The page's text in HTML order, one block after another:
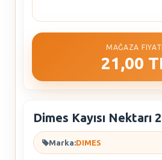
MAĞAZA FIYATI
21,00
Dimes Kayısı Nektarı
Marka:DIMES